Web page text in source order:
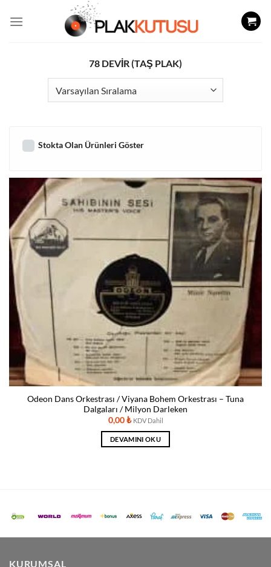
atla
78 DEVİR (TAŞ PLAK)
Stokta Olan Ürünleri Göster
Odeon Dans Orkestrası / Viyana Bohem Orkestrası – Tuna
Dalgaları / Milyon Darleken
0,00₺ KDV Dahil
DEVAMINI OKU
KURUMSAL